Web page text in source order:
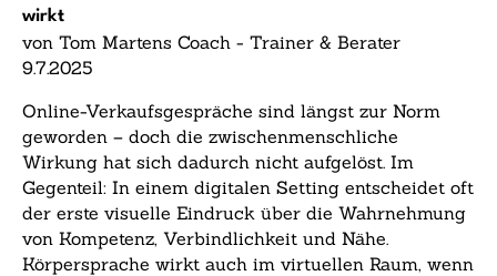
wirkt
von Tom Martens Coach - Trainer & Berater
9.7.2025
Online-Verkaufsgespräche sind längst zur Norm
geworden – doch die zwischenmenschliche
Wirkung hat sich dadurch nicht aufgelöst. Im
Gegenteil: In einem digitalen Setting entscheidet oft
der erste visuelle Eindruck über die Wahrnehmung
von Kompetenz, Verbindlichkeit und Nähe.
Körpersprache wirkt auch im virtuellen Raum, wenn